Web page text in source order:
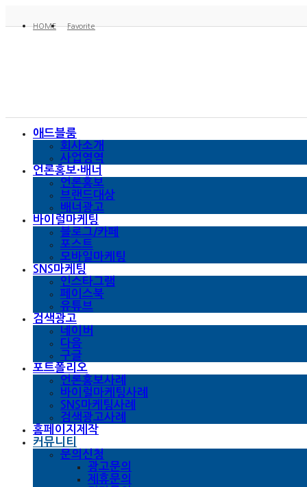
HOME
Favorite
애드블룸
회사소개
사업영역
언론홍보·배너
언론홍보
브랜드대상
배너광고
바이럴마케팅
블로그/카페
포스트
모바일마케팅
SNS마케팅
인스타그램
페이스북
유튜브
검색광고
네이버
다음
구글
포트폴리오
언론홍보사례
바이럴마케팅사례
SNS마케팅사례
검색광고사례
홈페이지제작
커뮤니티
문의신청
광고문의
제휴문의